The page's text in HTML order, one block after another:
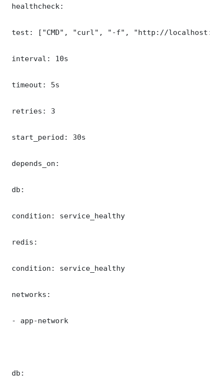
healthcheck:
test: ["CMD", "curl", "-f", "http://
interval: 10s
timeout: 5s
retries: 3
start_period: 30s
depends_on:
db:
condition: service_healthy
redis:
condition: service_healthy
networks:
- app-network
db: